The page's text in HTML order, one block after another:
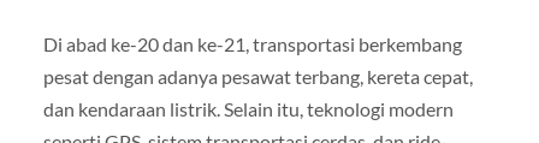
Di abad ke-20 dan ke-21, transportasi berkembang
pesat dengan adanya pesawat terbang, kereta cepat,
dan kendaraan listrik. Selain itu, teknologi modern